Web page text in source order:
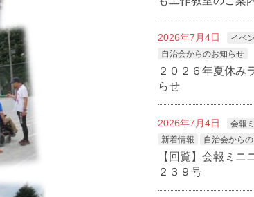
2026年7月4日 イベ
自治会からのお知らせ
２０２６年夏休み
らせ
2026年7月4日
会報
新着情報
自治会から
【回覧】会報ミニ
２３９号